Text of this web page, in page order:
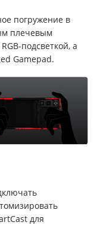
погружение в
плечевым
подсветкой, а
Gamepad.
для